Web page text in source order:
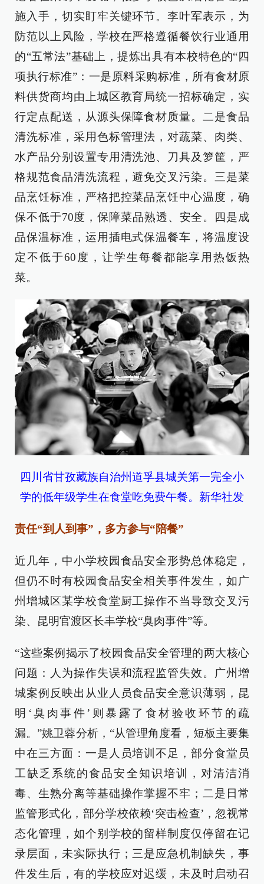
施入手，切实盯牢关键环节。李叶军表示，为
防范以上风险，学校在严格遵循餐饮行业通用
的“五常法”基础上，提炼出具有本校特色的“四
项执行标准”：一是原料采购标准，所有食材原
料供货商均由上城区教育局统一招标确定，实
行定点配送，从源头保障食材质量。二是食品
清洗标准，采用色标管理法，对蔬菜、肉类、
水产品分别设置专用清洗池、刀具及箩筐，严
格规范食品清洗流程，避免交叉污染。三是菜
品烹饪标准，严格把控菜品烹饪中心温度，确
保不低于70度，保障菜品熟透、安全。四是成
品保温标准，运用插电式保温餐车，将温度设
定不低于60度，让学生每餐都能享用热饭热
菜。
四川省甘孜藏族自治州道孚县城关第一完全小
学的低年级学生在食堂吃免费午餐。新华社发
责任“到人到事”，多方参与“陪餐”
近几年，中小学校园食品安全形势总体稳定，
但仍不时有校园食品安全相关事件发生，如广
州增城区某学校食堂厨工操作不当导致交叉污
染、昆明官渡区长丰学校“臭肉事件”等。
“这些案例揭示了校园食品安全管理的两大核心
问题：人为操作失误和流程监管失效。广州增
城案例反映出从业人员食品安全意识薄弱，昆
明‘臭肉事件’则暴露了食材验收环节的疏
漏。”姚卫蓉分析，“从管理角度看，短板主要集
中在三方面：一是人员培训不足，部分食堂员
工缺乏系统的食品安全知识培训，对清洁消
毒、生熟分离等基础操作掌握不牢；二是日常
监管形式化，部分学校依赖‘突击检查’，忽视常
态化管理，如个别学校的留样制度仅停留在记
录层面，未实际执行；三是应急机制缺失，事
件发生后，有的学校应对迟缓，未及时启动召